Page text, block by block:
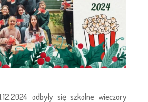
odbyły się szkolne wieczory